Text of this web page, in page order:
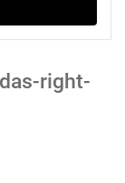
right-